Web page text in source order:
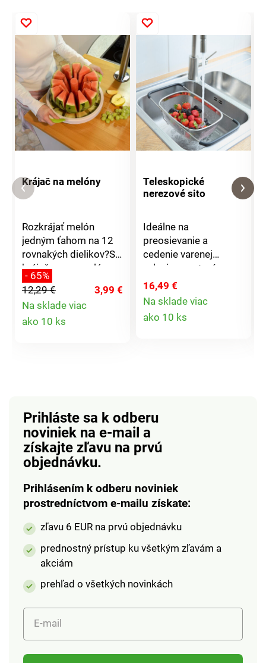
Krájač na melóny
Rozkrájať melón
jedným ťahom na 12
rovnakých dielikov?S
krájačom na melóny
budete ako kuchár
profesionál. Krájač má
úchytky z odolného a
zdravotne
- 65%
12,29 €
3,99 €
Na sklade viac
ako 10 ks
Teleskopické
nerezové sito
Ideálne na
preosievanie a
cedenie varenej
zeleniny, cestovín a
omáčok. Rovnako
praktické na umývanie
ovocia, šalátov a pod.
Vhodné do každého
16,49 €
Na sklade viac
ako 10 ks
Prihláste sa k odberu
noviniek na e-mail a
získajte zľavu na prvú
objednávku.
Prihlásením k odberu noviniek
prostredníctvom e-mailu získate:
zľavu 6 EUR na prvú objednávku
prednostný prístup ku všetkým zľavám a
akciám
prehľad o všetkých novinkách
E-mail